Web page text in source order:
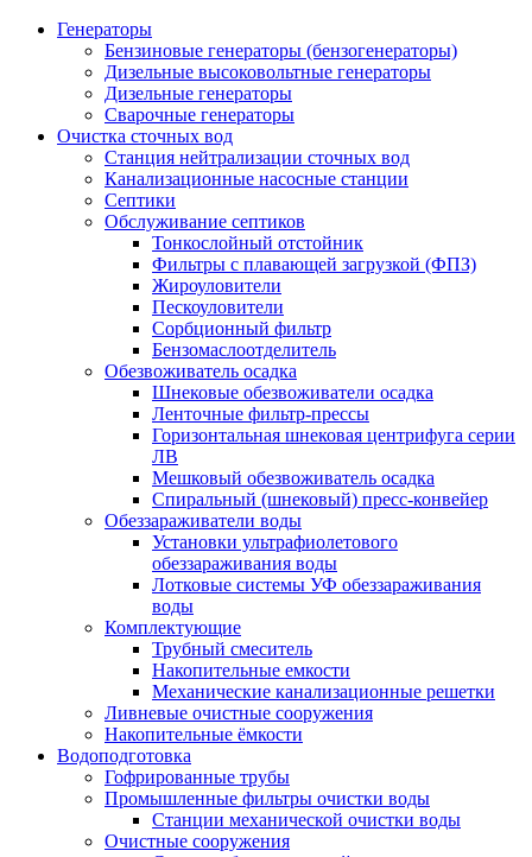
Генераторы
Бензиновые генераторы (бензогенераторы)
Дизельные высоковольтные генераторы
Дизельные генераторы
Сварочные генераторы
Очистка сточных вод
Станция нейтрализации сточных вод
Канализационные насосные станции
Септики
Обслуживание септиков
Тонкослойный отстойник
Фильтры с плавающей загрузкой (ФПЗ)
Жироуловители
Пескоуловители
Сорбционный фильтр
Бензомаслоотделитель
Обезвоживатель осадка
Шнековые обезвоживатели осадка
Ленточные фильтр-прессы
Горизонтальная шнековая центрифуга серии
ЛВ
Мешковый обезвоживатель осадка
Спиральный (шнековый) пресс-конвейер
Обеззараживатели воды
Установки ультрафиолетового
обеззараживания воды
Лотковые системы УФ обеззараживания
воды
Комплектующие
Трубный смеситель
Накопительные емкости
Механические канализационные решетки
Ливневые очистные сооружения
Накопительные ёмкости
Водоподготовка
Гофрированные трубы
Промышленные фильтры очистки воды
Станции механической очистки воды
Очистные сооружения